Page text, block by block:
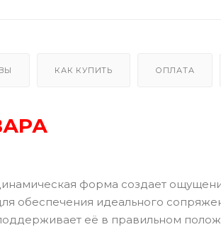
КАК КУПИТЬ ОПЛАТА
форма создает
обеспечения идеального
её в правильном